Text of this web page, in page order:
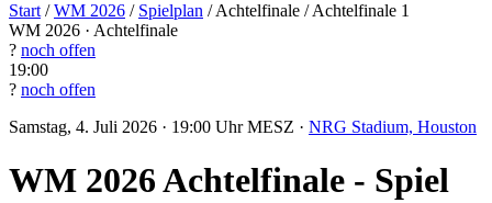
Start /WM 2026 / Spielplan /Achtelfinale /Achtelfinale 1
WM 2026 · Achtelfinale
? noch offen
19:00
? noch offen
Samstag, 4. Juli 2026 · 19:00 Uhr MESZ · NRG Stadium, Houston
WM 2026 Achtelfinale - Spiel